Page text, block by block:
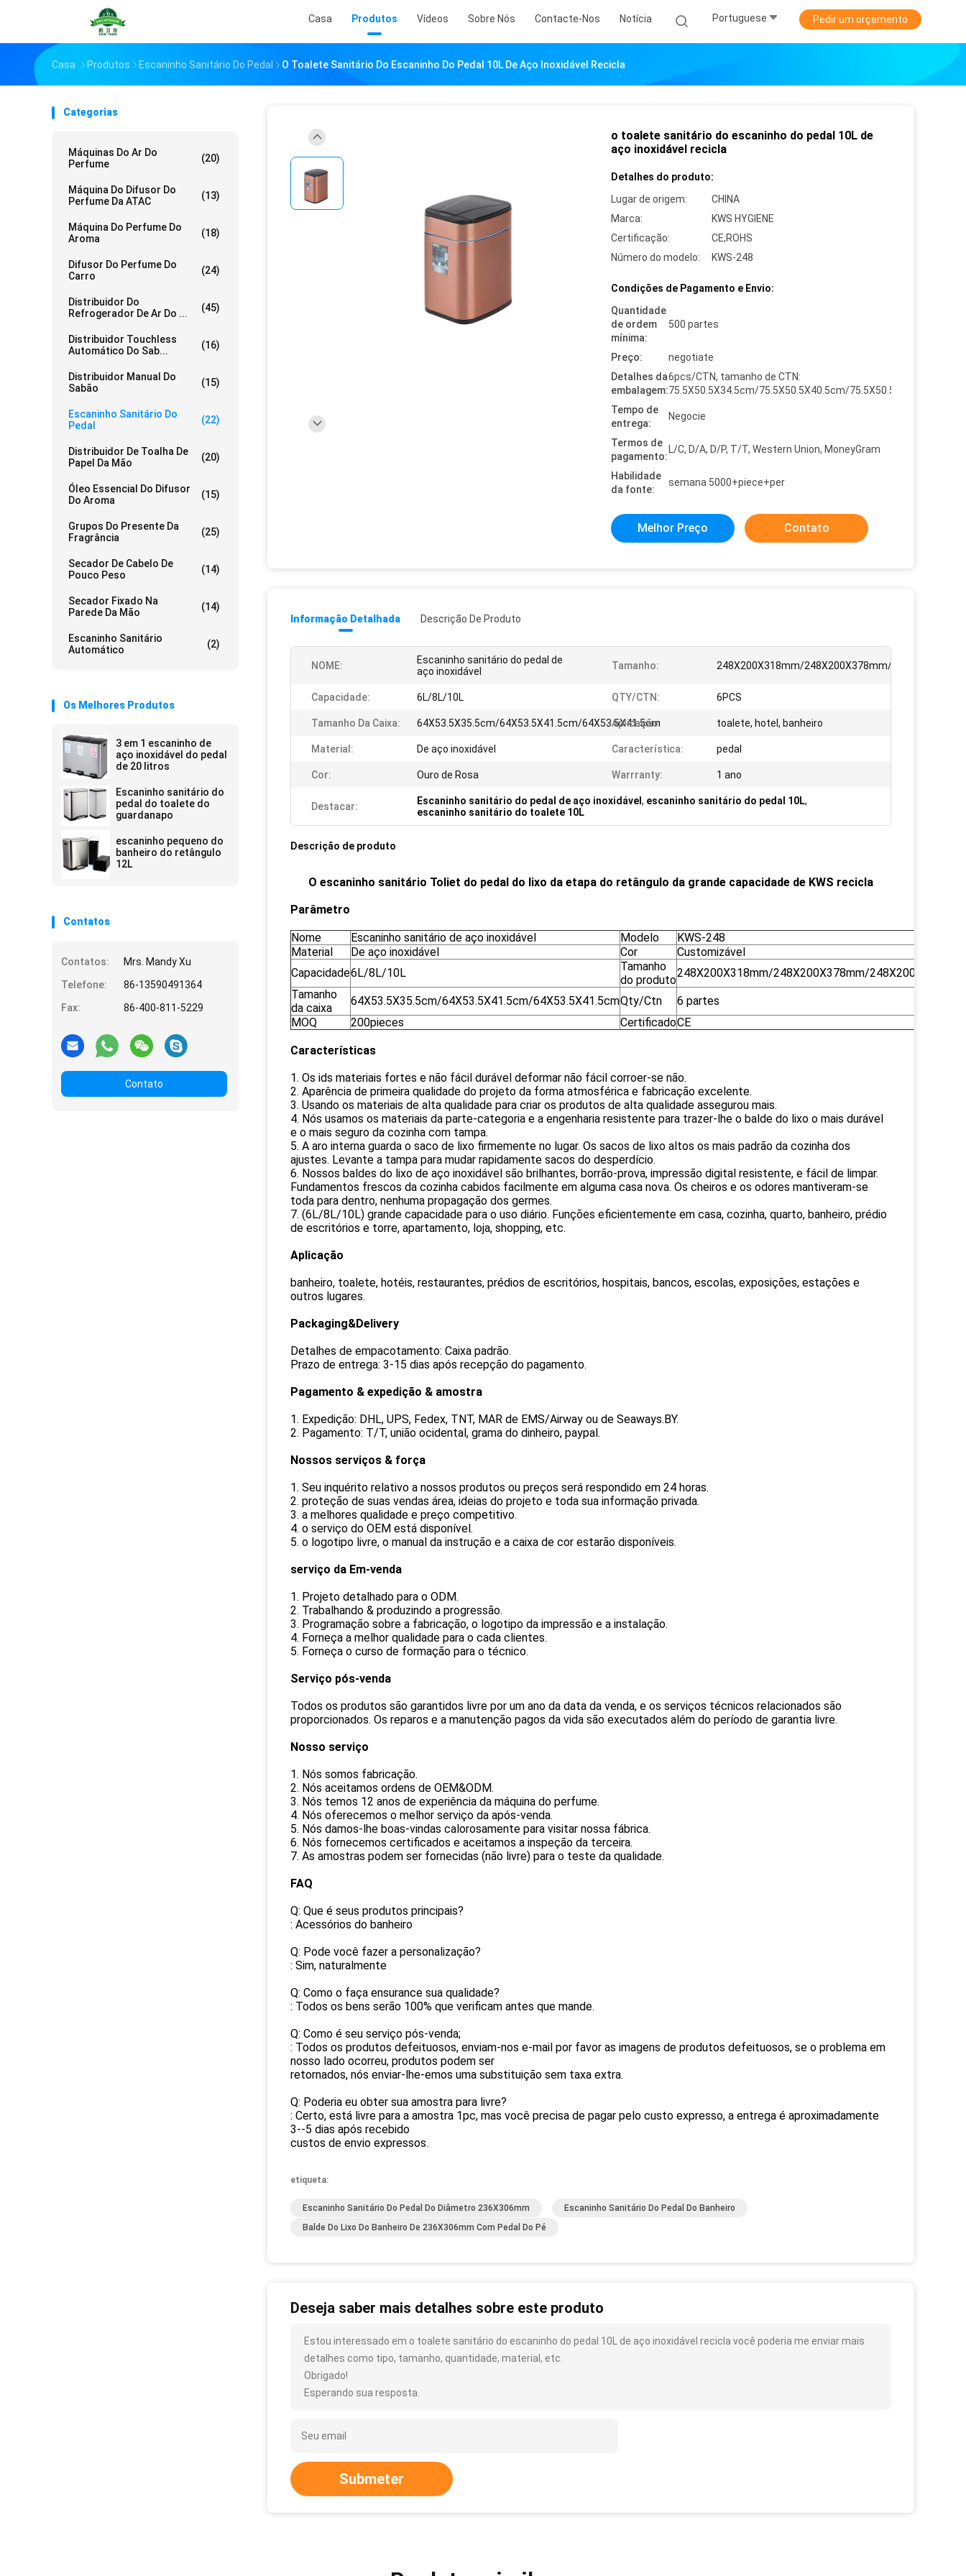
Casa Produtos Vídeos Sobre Nós Contacte-Nos Notícia Portuguese Pedir um orçamento
Casa Produtos Escaninho Sanitário Do Pedal O Toalete Sanitário Do Escaninho Do Pedal 10L De Aço Inoxidável Recicla
Categorias
Máquinas Do Ar Do
Perfume
(20)
Máquina Do Difusor Do
Perfume Da ATAC
(13)
Máquina Do Perfume Do
Aroma
(18)
Difusor Do Perfume Do
Carro
(24)
Distribuidor Do
Refrogerador De Ar Do ...
(45)
Distribuidor Touchless
Automático Do Sab...
(16)
Distribuidor Manual Do
Sabão
(15)
Escaninho Sanitário Do
Pedal
(22)
Distribuidor De Toalha De
Papel Da Mão
(20)
Óleo Essencial Do Difusor
Do Aroma
(15)
Grupos Do Presente Da
Fragrância
(25)
Secador De Cabelo De
Pouco Peso
(14)
Secador Fixado Na
Parede Da Mão
(14)
Escaninho Sanitário
Automático
(2)
Os Melhores Produtos
3 em 1 escaninho de
aço inoxidável do pedal
de 20 litros
Escaninho sanitário do
pedal do toalete do
guardanapo
escaninho pequeno do
banheiro do retângulo
12L
Contatos
Contatos:
Mrs. Mandy Xu
Telefone:
86-13590491364
Fax:
86-400-811-5229
Contato
o toalete sanitário do escaninho do pedal 10L de
aço inoxidável recicla
Detalhes do produto:
Lugar de origem:
CHINA
Marca:
KWS HYGIENE
Certificação:
CE,ROHS
Número do modelo:
KWS-248
Condições de Pagamento e Envio:
Quantidade
de ordem
mínima:
500 partes
Preço:
negotiate
Detalhes da
embalagem:
6pcs/CTN, tamanho de CTN:
75.5X50.5X34.5cm/75.5X50.5X40.5cm/75.5X50.5X47.5cm
Tempo de
entrega:
Negocie
Termos de
pagamento:
L/C, D/A, D/P, T/T, Western Union, MoneyGram
Habilidade
da fonte:
semana 5000+piece+per
Melhor Preço Contato
Informação Detalhada Descrição De Produto
NOME:
Escaninho sanitário do pedal de
aço inoxidável
Tamanho: 248X200X318mm/248X200X378mm/
Capacidade: 6L/8L/10L QTY/CTN: 6PCS
Tamanho Da Caixa: 64X53.5X35.5cm/64X53.5X41.5cm/64X53.5X41.5cm
Aplicação: toalete, hotel, banheiro
Material: De aço inoxidável Característica: pedal
Cor: Ouro de Rosa Warrranty: 1 ano
Destacar: Escaninho sanitário do pedal de aço inoxidável , escaninho sanitário do pedal 10L,
escaninho sanitário do toalete 10L
Descrição de produto
O escaninho sanitário Toliet do pedal do lixo da etapa do retângulo da grande capacidade de KWS recicla
Parâmetro
Nome Escaninho sanitário de aço inoxidável Modelo
KWS-248
Material
De aço inoxidável Cor
Customizável
Capacidade6L/8L/10L
Tamanho
do produto
248X200X318mm/248X200X378mm/248X200X438mm
Tamanho
da caixa
64X53.5X35.5cm/64X53.5X41.5cm/64X53.5X41.5cmQty/Ctn
6 partes
MOQ
200pieces CertificadoCE
Características
1. Os ids materiais fortes e não fácil durável deformar não fácil corroer-se não.
2. Aparência de primeira qualidade do projeto da forma atmosférica e fabricação excelente.
3. Usando os materiais de alta qualidade para criar os produtos de alta qualidade assegurou mais.
4. Nós usamos os materiais da parte-categoria e a engenharia resistente para trazer-lhe o balde do lixo o mais durável
e o mais seguro da cozinha com tampa.
5. A aro interna guarda o saco de lixo firmemente no lugar. Os sacos de lixo altos os mais padrão da cozinha dos
ajustes. Levante a tampa para mudar rapidamente sacos do desperdício.
6. Nossos baldes do lixo de aço inoxidável são brilhantes, borrão-prova, impressão digital resistente, e fácil de limpar.
Fundamentos frescos da cozinha cabidos facilmente em alguma casa nova. Os cheiros e os odores mantiveram-se
toda para dentro, nenhuma propagação dos germes.
7. (6L/8L/10L) grande capacidade para o uso diário. Funções eficientemente em casa, cozinha, quarto, banheiro, prédio
de escritórios e torre, apartamento, loja, shopping, etc.
Aplicação
banheiro, toalete, hotéis, restaurantes, prédios de escritórios, hospitais, bancos, escolas, exposições, estações e
outros lugares.
Packaging&Delivery
Detalhes de empacotamento: Caixa padrão.
Prazo de entrega: 3-15 dias após recepção do pagamento.
Pagamento & expedição & amostra
1. Expedição: DHL, UPS, Fedex, TNT, MAR de EMS/Airway ou de Seaways.BY.
2. Pagamento: T/T, união ocidental, grama do dinheiro, paypal.
Nossos serviços & força
1. Seu inquérito relativo a nossos produtos ou preços será respondido em 24 horas.
2. proteção de suas vendas área, ideias do projeto e toda sua informação privada.
3. a melhores qualidade e preço competitivo.
4. o serviço do OEM está disponível.
5. o logotipo livre, o manual da instrução e a caixa de cor estarão disponíveis.
serviço da Em-venda
1. Projeto detalhado para o ODM.
2. Trabalhando & produzindo a progressão.
3. Programação sobre a fabricação, o logotipo da impressão e a instalação.
4. Forneça a melhor qualidade para o cada clientes.
5. Forneça o curso de formação para o técnico.
Serviço pós-venda
Todos os produtos são garantidos livre por um ano da data da venda, e os serviços técnicos relacionados são
proporcionados. Os reparos e a manutenção pagos da vida são executados além do período de garantia livre.
Nosso serviço
1. Nós somos fabricação.
2. Nós aceitamos ordens de OEM&ODM.
3. Nós temos 12 anos de experiência da máquina do perfume.
4. Nós oferecemos o melhor serviço da após-venda.
5. Nós damos-lhe boas-vindas calorosamente para visitar nossa fábrica.
6. Nós fornecemos certificados e aceitamos a inspeção da terceira.
7. As amostras podem ser fornecidas (não livre) para o teste da qualidade.
FAQ
Q: Que é seus produtos principais?
: Acessórios do banheiro
Q: Pode você fazer a personalização?
: Sim, naturalmente
Q: Como o faça ensurance sua qualidade?
: Todos os bens serão 100% que verificam antes que mande.
Q: Como é seu serviço pós-venda;
: Todos os produtos defeituosos, enviam-nos e-mail por favor as imagens de produtos defeituosos, se o problema em
nosso lado ocorreu, produtos podem ser
retornados, nós enviar-lhe-emos uma substituição sem taxa extra.
Q: Poderia eu obter sua amostra para livre?
: Certo, está livre para a amostra 1pc, mas você precisa de pagar pelo custo expresso, a entrega é aproximadamente
3--5 dias após recebido
custos de envio expressos.
etiqueta:
Escaninho Sanitário Do Pedal Do Diâmetro 236X306mm
Escaninho Sanitário Do Pedal Do Banheiro
Balde Do Lixo Do Banheiro De 236X306mm Com Pedal Do Pé
Deseja saber mais detalhes sobre este produto
Estou interessado em o toalete sanitário do escaninho do pedal 10L de aço inoxidável recicla você poderia me enviar mais
detalhes como tipo, tamanho, quantidade, material, etc.
Obrigado!
Esperando sua resposta.
Submeter